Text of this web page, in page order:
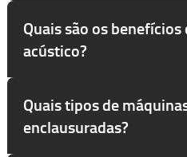
Quais são os
acústico?
Quais tipos de
enclausuradas?